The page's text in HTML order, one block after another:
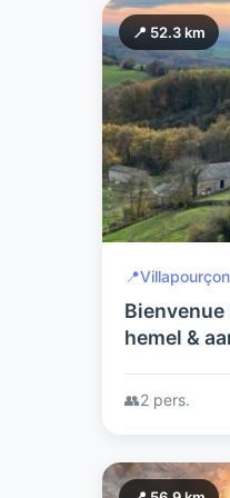
📍 52.3 km
📍
Bienvenue
hemel &
hier alles!
👥2 pers.